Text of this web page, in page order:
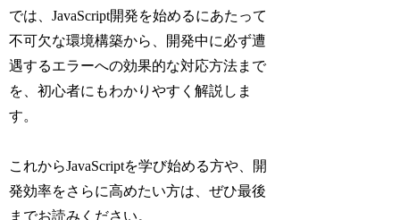
では、JavaScript開発を始めるにあたって
不可欠な環境構築から、開発中に必ず遭
遇するエラーへの効果的な対応方法まで
を、初心者にもわかりやすく解説しま
す。
これからJavaScriptを学び始める方や、開
発効率をさらに高めたい方は、ぜひ最後
までお読みください。